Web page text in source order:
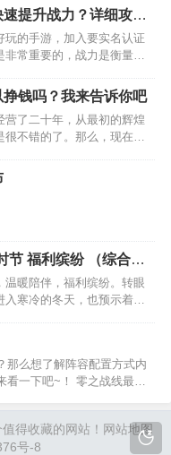
角色选择推荐吧。…
提升战力？详细攻略
玩的手游，加入要实名认证
非常重要的，战力是衡量一
些快速提升的诀窍呢？下面
快速提升战力的攻略吧：…
钱吗？我来告诉你吧
营了二十年，从最初的辉煌
很不错的了。那么，现在还
玩，大部分人是因为传奇
的。…
节 福利缤纷 （综合
温暖陪伴，福利缤纷。转眼
入寒冷的冬天，也预示着这
一起来看看吧~ 活动一：
间：2021年12月9日结算
那么想了解阵容配置方式内
看一下吧~！ 零之战线最强
得收藏的网站！ 网站地图
号-8